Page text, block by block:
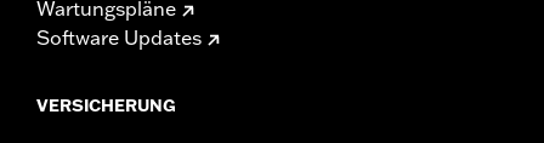
Wartungspläne
Software Updates
VERSICHERUNG